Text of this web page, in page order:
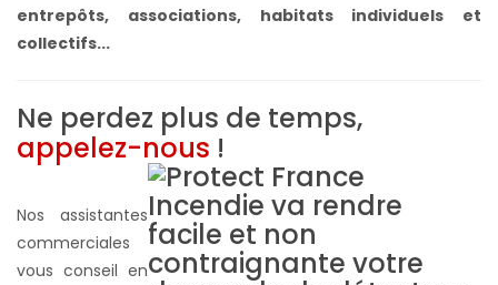
entrepôts, associations, habitats individuels et
collectifs...
Ne perdez plus de temps,
appelez-nous !
Nos assistantes
commerciales
vous conseil en